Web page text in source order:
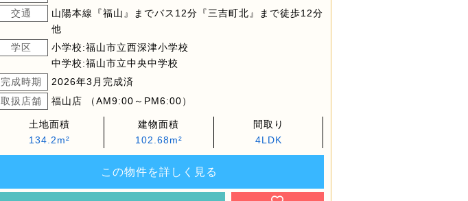
交通
山陽本線『福山』までバス12分『三吉町北』まで徒歩12分
他
学区
小学校:福山市立西深津小学校
中学校:福山市立中央中学校
完成時期
2026年3月完成済
取扱店舗
福山店 （AM9:00～PM6:00）
土地面積
134.2m²
建物面積
102.68m²
間取り
4LDK
この物件を詳しく見る